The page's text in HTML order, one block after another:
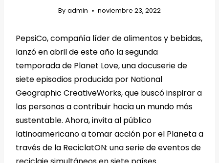
By admin noviembre 23, 2022
PepsiCo, compañía líder de alimentos y bebidas,
lanzó en abril de este año la segunda
temporada de Planet Love, una docuserie de
siete episodios producida por National
Geographic CreativeWorks, que buscó inspirar a
las personas a contribuir hacia un mundo más
sustentable. Ahora, invita al público
latinoamericano a tomar acción por el Planeta a
través de la ReciclatON: una serie de eventos de